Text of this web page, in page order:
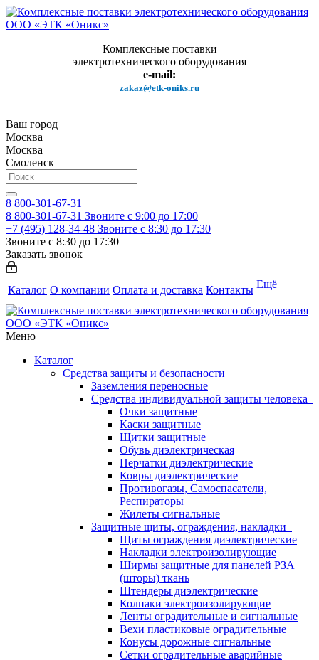
Комплексные поставки
электротехнического оборудования
e-mail:
zakaz@etk-oniks.ru
Ваш город
Москва
Москва
Смоленск
8 800-301-67-31
8 800-301-67-31 Звоните с 9:00 до 17:00
+7 (495) 128-34-48 Звоните с 8:30 до 17:30
Звоните с 8:30 до 17:30
Заказать звонок
Каталог О компании Оплата и доставка Контакты Ещё
Меню
Каталог
Средства защиты и безопасности
Заземления переносные
Средства индивидуальной защиты человека
Очки защитные
Каски защитные
Щитки защитные
Обувь диэлектрическая
Перчатки диэлектрические
Ковры диэлектрические
Противогазы, Самоспасатели,
Респираторы
Жилеты сигнальные
Защитные щиты, ограждения, накладки
Щиты ограждения диэлектрические
Накладки электроизолирующие
Ширмы защитные для панелей РЗА
(шторы) ткань
Штендеры диэлектрические
Колпаки электроизолирующие
Ленты оградительные и сигнальные
Вехи пластиковые оградительные
Конусы дорожные сигнальные
Сетки оградительные аварийные